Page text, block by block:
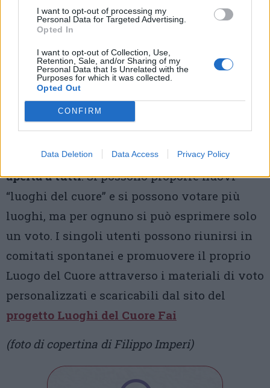
I want to opt-out of processing my
Personal Data for Targeted Advertising.
Opted In
I want to opt-out of Collection, Use,
Retention, Sale, and/or Sharing of my
Personal Data that Is Unrelated with the
Purposes for which it was collected.
Opted Out
CONFIRM
Data Deletion Data Access Privacy Policy
all’altezza di via Luini. Un patrimonio
naturale meno conosciuto rispetto ai
monumenti cittadini ma comunque inserito
tra i beni da valorizzare, anche se
momento non ha raccolto voti
La partecipazione al censimento è gratuita e
aperta a tutti. Si possono proporre nuovi
“luoghi del cuore” e si possono votare più
luoghi, ma per ognuno si può esprimere solo
un voto. I singoli utenti possono riunirsi in
comitati spontanei e promuovere il proprio
Luogo del Cuore attraverso i materiali di voto
personalizzati e scaricabili dal sito del
progetto Luoghi del Cuore Fai
(foto di copertina di Filippo Imperi)